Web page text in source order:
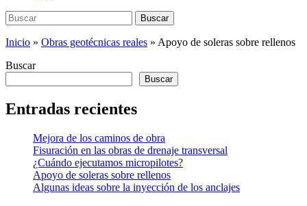
Buscar:
Buscar
Inicio » Obras geotécnicas reales » Apoyo de soleras sobre rellenos
Buscar
Buscar
Entradas recientes
Mejora de los caminos de obra
Fisuración en las obras de drenaje transversal
¿Cuándo ejecutamos micropilotes?
Apoyo de soleras sobre rellenos
Algunas ideas sobre la inyección de los anclajes